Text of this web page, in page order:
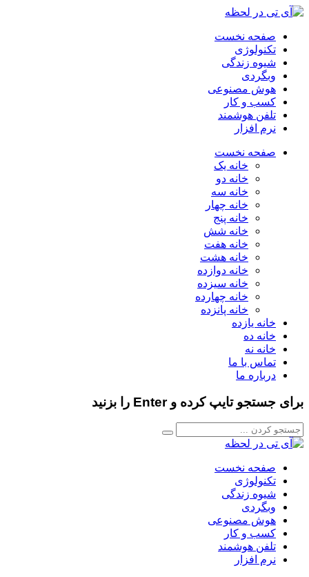
صفحه نخست
تکنولوژی
شیوه زندگی
وبگردی
هوش مصنوعی
کسب و کار
تلفن هوشمند
نرم افزار
صفحه نخست
خانه یک
خانه دو
خانه سه
خانه چهار
خانه پنج
خانه شش
خانه هفت
خانه هشت
خانه دوازده
خانه سیزده
خانه چهارده
خانه پانزده
خانه یازده
خانه ده
خانه نه
تماس با ما
درباره ما
برای جستجو تایپ کرده و Enter را بزنید
صفحه نخست
تکنولوژی
شیوه زندگی
وبگردی
هوش مصنوعی
کسب و کار
تلفن هوشمند
نرم افزار